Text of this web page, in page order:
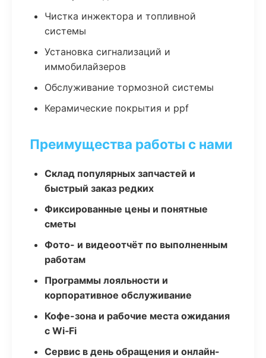
Чистка инжектора и топливной
системы
Установка сигнализаций и
иммобилайзеров
Обслуживание тормозной системы
Керамические покрытия и ppf
Преимущества работы с нами
Склад популярных запчастей и
быстрый заказ редких
Фиксированные цены и понятные
сметы
Фото- и видеоотчёт по выполненным
работам
Программы лояльности и
корпоративное обслуживание
Кофе-зона и рабочие места ожидания
с Wi‑Fi
Сервис в день обращения и онлайн-